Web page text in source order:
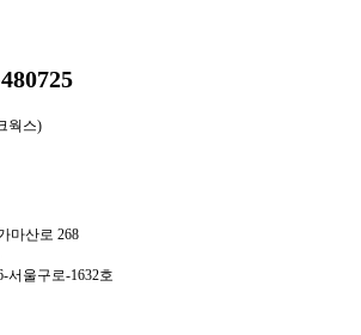
웍스)
마산로 268
서울구로-1632호